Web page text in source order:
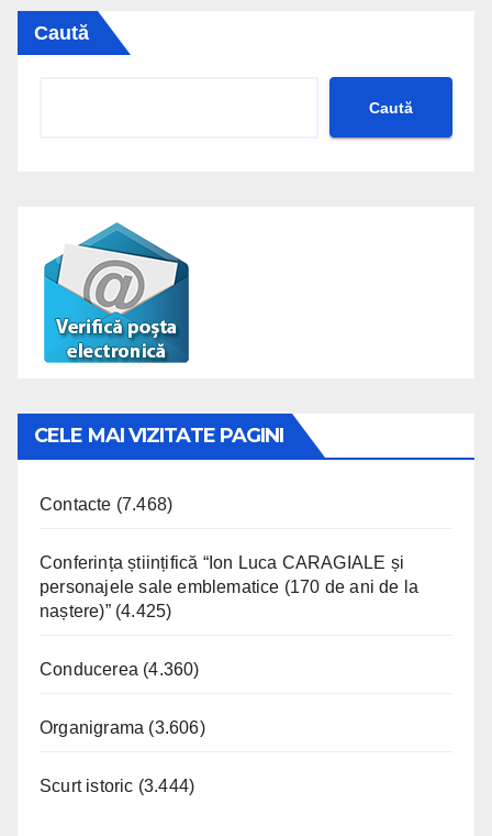
Caută
Caută
CELE MAI VIZITATE PAGINI
Contacte (7.468)
Conferința științifică “Ion Luca CARAGIALE și
personajele sale emblematice (170 de ani de la
naștere)” (4.425)
Conducerea (4.360)
Organigrama (3.606)
Scurt istoric (3.444)